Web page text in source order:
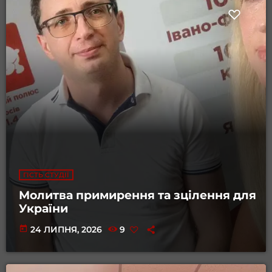
ГІСТЬ СТУДІЇ
Молитва примирення та зцілення для
України
today 24 ЛИПНЯ, 2026 9